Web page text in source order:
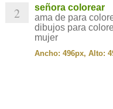
2
señora colorear
ama de para
dibujos para
mujer
Ancho: 496px, Alto: